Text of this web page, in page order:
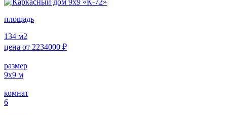
площадь
134 м2
цена от 2234000 ₽
размер
9х9 м
комнат
6